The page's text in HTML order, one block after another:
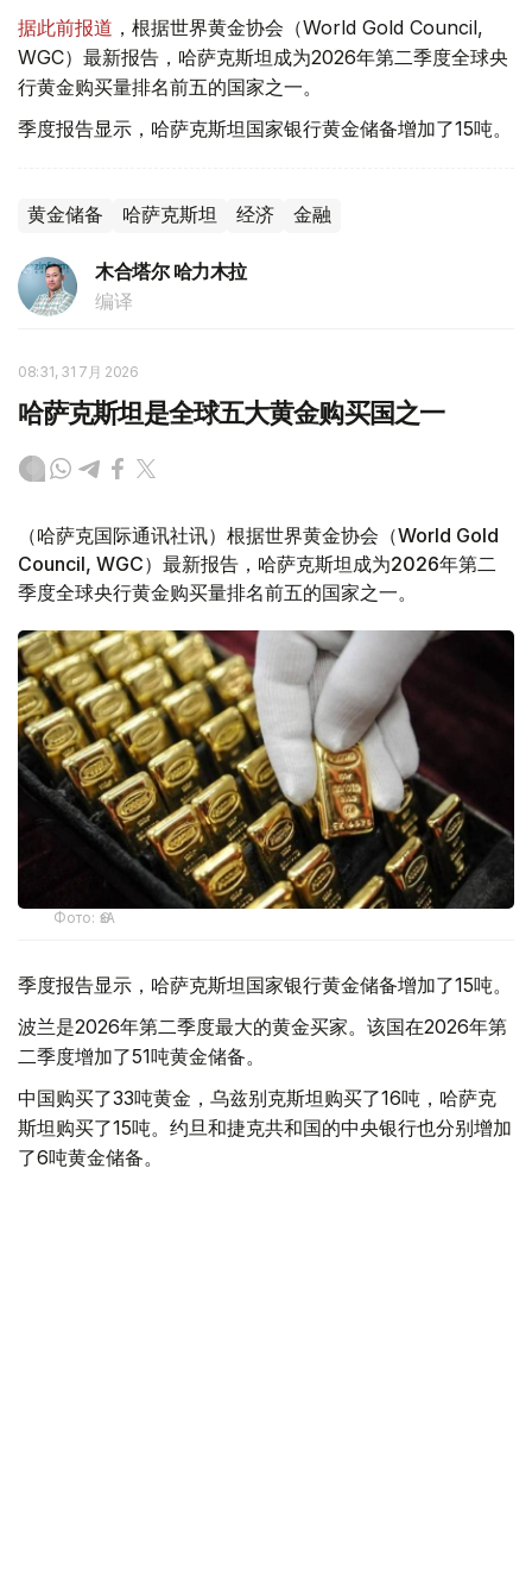
据此前报道 ，根据世界黄金协会（World Gold Council,
WGC）最新报告，哈萨克斯坦成为2026年第二季度全球央
行黄金购买量排名前五的国家之一。
季度报告显示，哈萨克斯坦国家银行黄金储备增加了15吨。
黄金储备 哈萨克斯坦 经济 金融
木合塔尔 哈力木拉
编译
08:31, 31 7月 2026
哈萨克斯坦是全球五大黄金购买国之一
（哈萨克国际通讯社讯）根据世界黄金协会（World Gold
Council, WGC）最新报告，哈萨克斯坦成为2026年第二
季度全球央行黄金购买量排名前五的国家之一。
Фото: ӨзА
季度报告显示，哈萨克斯坦国家银行黄金储备增加了15吨。
波兰是2026年第二季度最大的黄金买家。该国在2026年第
二季度增加了51吨黄金储备。
中国购买了33吨黄金，乌兹别克斯坦购买了16吨，哈萨克
斯坦购买了15吨。约旦和捷克共和国的中央银行也分别增加
了6吨黄金储备。